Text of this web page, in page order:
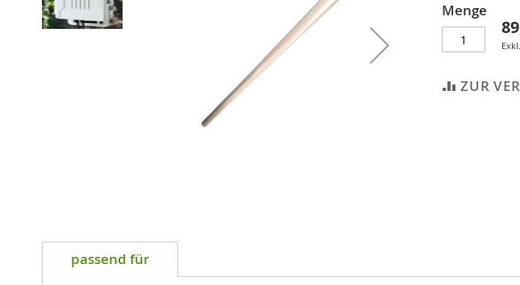
Anfang
Menge
ZUR
passend für